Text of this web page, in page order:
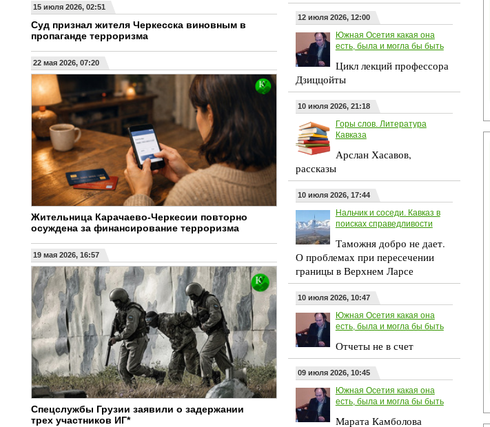
15 июля 2026, 02:51
Суд признал жителя Черкесска виновным в
пропаганде терроризма
22 мая 2026, 07:20
Жительница Карачаево-Черкесии повторно
осуждена за финансирование терроризма
19 мая 2026, 16:57
Спецслужбы Грузии заявили о задержании
трех участников ИГ*
12 июля 2026, 12:00
Южная Осетия какая она
есть, была и могла бы быть
Цикл лекций профессора
Дзиццойты
10 июля 2026, 21:18
Горы слов. Литература
Кавказа
Арслан Хасавов,
рассказы
10 июля 2026, 17:44
Нальчик и соседи. Кавказ в
поисках справедливости
Таможня добро не дает.
О проблемах при пересечении
границы в Верхнем Ларсе
10 июля 2026, 10:47
Южная Осетия какая она
есть, была и могла бы быть
Отчеты не в счет
09 июля 2026, 10:45
Южная Осетия какая она
есть, была и могла бы быть
Марата Камболова